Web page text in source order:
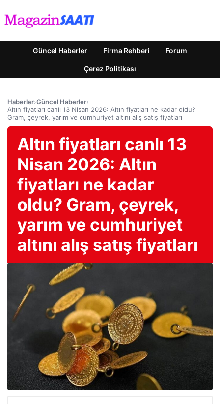
Güncel Haberler Firma Rehberi Forum
Çerez Politikası
Haberler›Güncel Haberler›
Altın fiyatları canlı 13 Nisan 2026: Altın fiyatları ne kadar oldu?
Gram, çeyrek, yarım ve cumhuriyet altını alış satış fiyatları
Altın fiyatları canlı 13
Nisan 2026: Altın
fiyatları ne kadar
oldu? Gram, çeyrek,
yarım ve cumhuriyet
altını alış satış fiyatları